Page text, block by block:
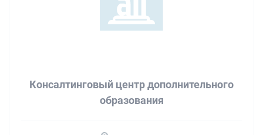
Консалтинговый центр дополнительного
образования